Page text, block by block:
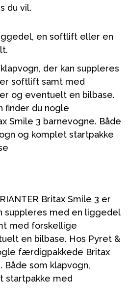
du vil.
en softlift eller en
der kan suppleres
softlift samt med
og eventuelt en bilbase.
finder du nogle
Smile 3 barnevogne. Både
og komplet startpakke
Smile 3 er
suppleres med en liggedel
med forskellige
en bilbase. Hos Pyret &
færdigpakkede Britax
Både som klapvogn,
startpakke med